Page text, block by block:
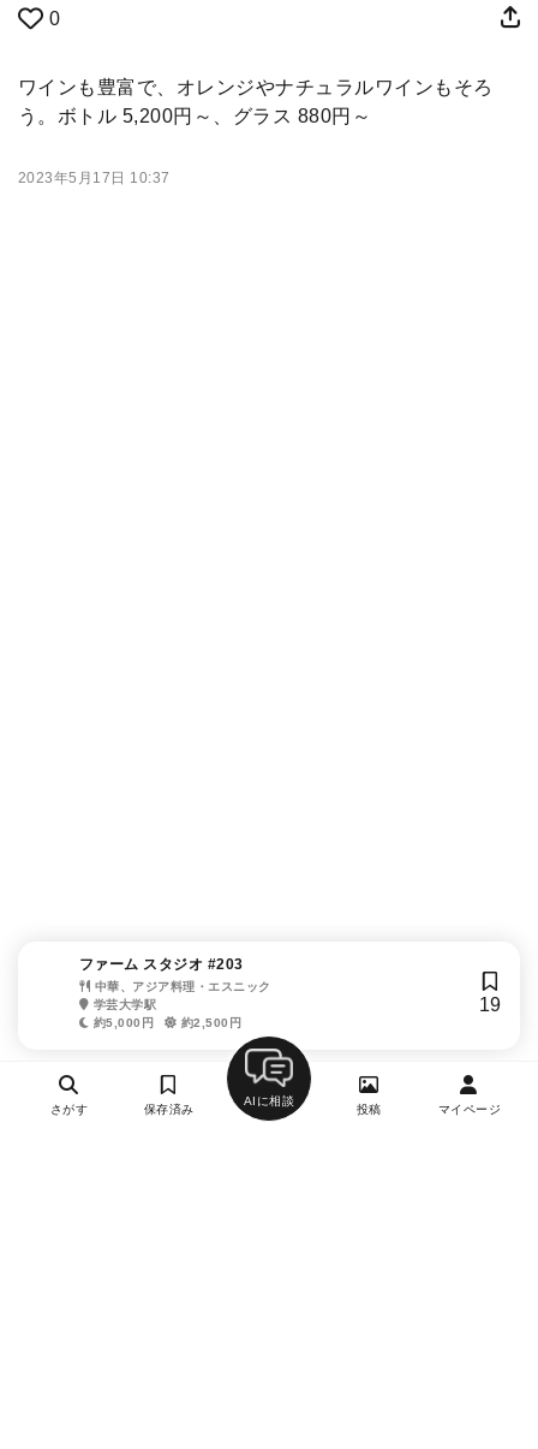
0
ワインも豊富で、オレンジやナチュラルワインもそろ
う。ボトル 5,200円～、グラス 880円～
2023年5月17日 10:37
ファーム スタジオ #203
中華、アジア料理・エスニック
学芸大学駅
約5,000円
約2,500円
19
さがす 保存済み
AIに相談
投稿 マイページ